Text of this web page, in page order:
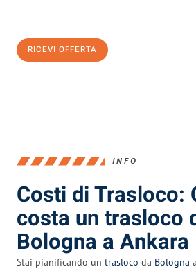
RICEVI OFFERTA
INFO
Costi di Trasloco:
costa un trasloco
Bologna a Ankara
Stai pianificando un trasloco da Bologna